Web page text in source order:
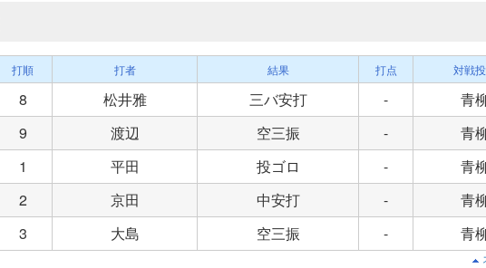
打順 打者 結果 打点 対戦
8 松井雅 三バ安打 -
青
9 渡辺 空三振 -
青
1 平田 投ゴロ -
青
2 京田 中安打 -
青
3 大島 空三振 - 青